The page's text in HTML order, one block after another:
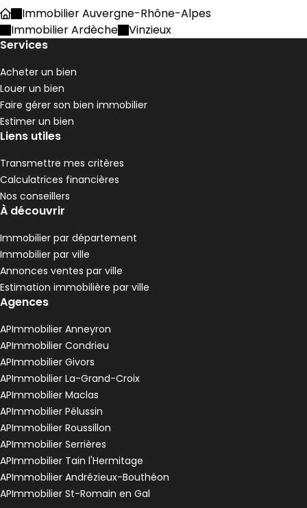
AccueilImmobilier Auvergne-Rhône-Alpes
Immobilier Ardèche
Vinzieux
Services
Acheter un bien
Louer un bien
Faire gérer son bien immobilier
Estimer un bien
Liens utiles
Transmettre mes critères
Calculatrices financières
Nos conseillers
À découvrir
Immobilier par département
Immobilier par ville
Annonces ventes par ville
Estimation immobilière par ville
Agences
APImmobilier Anneyron
APImmobilier Condrieu
APImmobilier Givors
APImmobilier La-Grand-Croix
APImmobilier Maclas
APImmobilier Pélussin
APImmobilier Roussillon
APImmobilier Serrières
APImmobilier Tain l'Hermitage
APImmobilier Andrézieux-Bouthéon
APImmobilier St-Romain en Gal